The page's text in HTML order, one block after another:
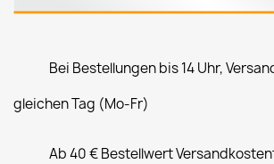
Bei Bestellungen bis 14 Uhr,
gleichen Tag (Mo-Fr)
Ab 40 € Bestellwert